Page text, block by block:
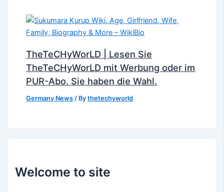
TheTeCHyWorLD | Lesen Sie
TheTeCHyWorLD mit Werbung oder im
PUR-Abo. Sie haben die Wahl.
Germany News / Bythetechyworld
Welcome to site